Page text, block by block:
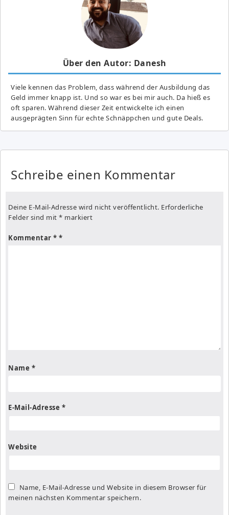
Über den Autor: Danesh
Viele kennen das Problem, dass während der Ausbildung das
Geld immer knapp ist. Und so war es bei mir auch. Da hieß es
oft sparen. Während dieser Zeit entwickelte ich einen
ausgeprägten Sinn für echte Schnäppchen und gute Deals.
Schreibe einen Kommentar
Deine E-Mail-Adresse wird nicht veröffentlicht. Erforderliche
Felder sind mit * markiert
Kommentar *
Name *
E-Mail-Adresse *
Website
Name, E-Mail-Adresse und Website in diesem Browser für
meinen nächsten Kommentar speichern.